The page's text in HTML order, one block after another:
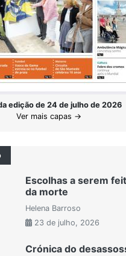
edição de 24 de julho de 2026
Ver mais capas →
Escolhas a serem
da morte
Helena Barroso
23 de julho, 2026
Crónica do